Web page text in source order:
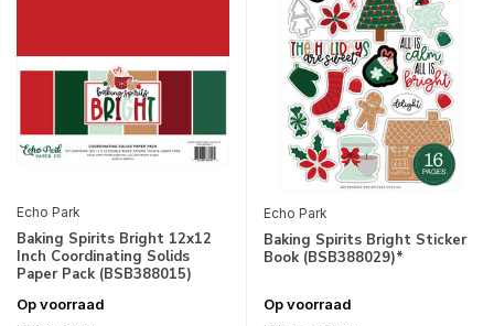
Echo Park
Baking Spirits Bright 12x12
Inch Coordinating Solids
Paper Pack (BSB388015)
Op voorraad
Echo Park
Baking Spirits Bright Sticker
Book (BSB388029)*
Op voorraad